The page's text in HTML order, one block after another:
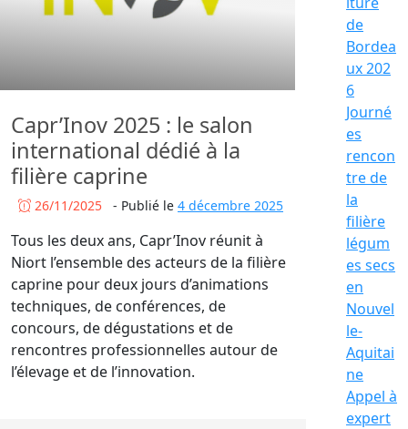
Capr’Inov 2025 : le salon
international dédié à la
filière caprine
26/11/2025 - Publié le 4 décembre 2025
Tous les deux ans, Capr’Inov réunit à
Niort l’ensemble des acteurs de la filière
caprine pour deux jours d’animations
techniques, de conférences, de
concours, de dégustations et de
rencontres professionnelles autour de
l’élevage et de l’innovation.
de
Bordea
ux 202
6
Journé
es
rencon
tre de
la
filière
légum
es secs
en
Nouvel
le-
Aquitai
ne
Appel à
expert